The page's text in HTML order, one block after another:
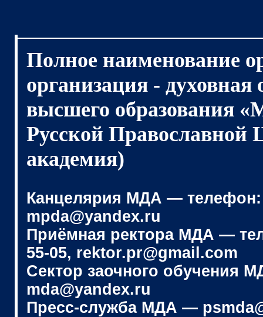
Полное наименование
организация - духовная
высшего образования
Русской Православной
академия)
Канцелярия МДА — телефон:
mpda@yandex.ru
Приёмная ректора МДА —
55-05, rektor.pr@gmail.com
Сектор заочного обучения
mda@yandex.ru
Пресс-служба МДА —